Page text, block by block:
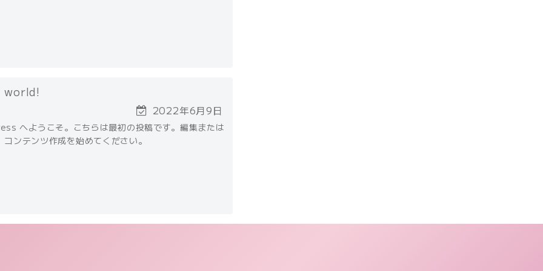
world!
2022年6月9日
へようこそ。こちらは最初の投稿です。編集または
コンテンツ作成を始めてください。